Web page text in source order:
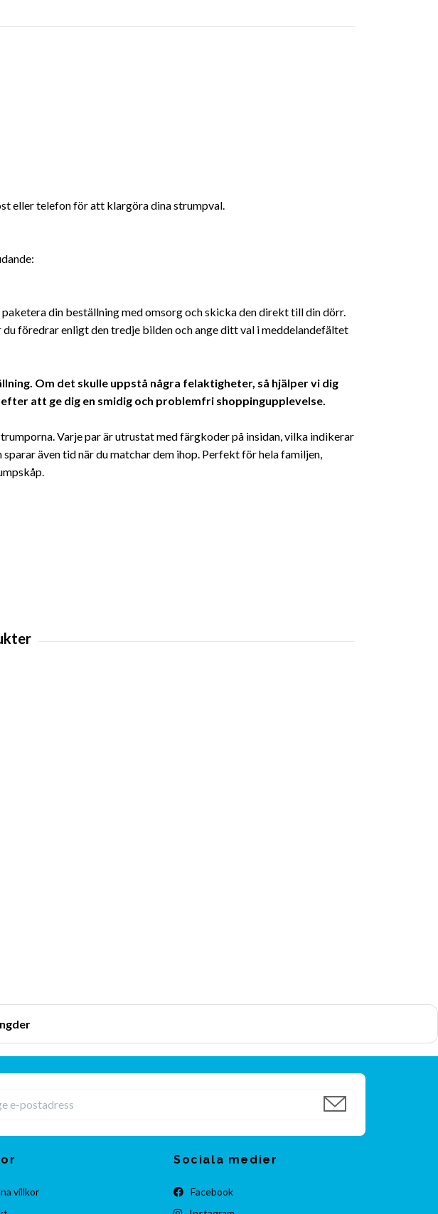
eller telefon för att klargöra dina strumpval.
din beställning med omsorg och skicka den direkt till din dörr.
föredrar enligt den tredje bilden och ange ditt val i meddelandefältet
Om det skulle uppstå några felaktigheter, så hjälper vi dig
att ge dig en smidig och problemfri shoppingupplevelse.
Varje par är utrustat med färgkoder på insidan, vilka indikerar
även tid när du matchar dem ihop. Perfekt för hela familjen,
villkor
Sociala medier
Facebook